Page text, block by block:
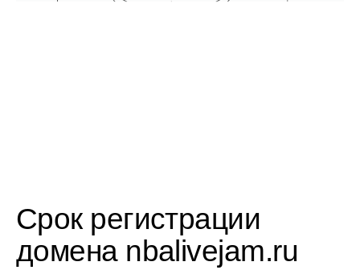
Срок регистрации
домена nbalivejam.ru